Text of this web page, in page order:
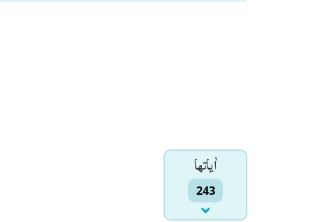
اٰياتها
243